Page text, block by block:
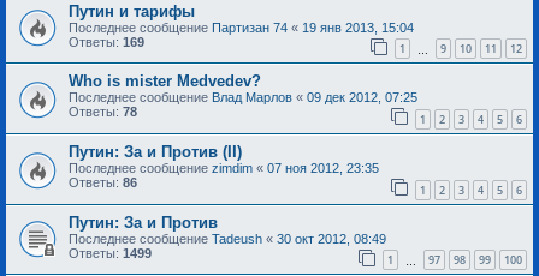
Путин и тарифы
Последнее сообщение Партизан 74 « 19 янв 2013, 15:04
Ответы: 169 1 9 10 11 12
Who is mister Medvedev?
Последнее сообщение Влад Марлов « 09 дек 2012, 07:25
Ответы: 78 1 2 3 4 5 6
Путин: За и Против (II)
Последнее сообщение zimdim « 07 ноя 2012, 23:35
Ответы: 86 1 2 3 4 5 6
Путин: За и Против
Последнее сообщение Tadeush « 30 окт 2012, 08:49
Ответы: 1499 1 97 98 99 100